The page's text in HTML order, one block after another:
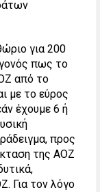
για 200
πως το
από το
με το εύρος
έχουμε 6 ή
προς
της ΑΟΖ
Για τον λόγο